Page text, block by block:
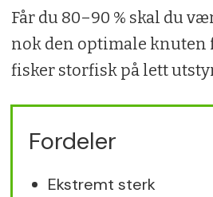
Får du 80–90 % skal du
nok den optimale knuten
fisker storfisk på lett
Fordeler
Ekstremt sterk